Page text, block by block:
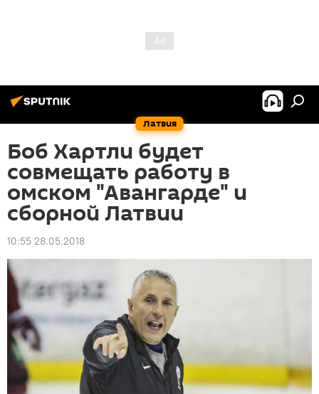
Латвия
Боб Хартли будет
совмещать работу в
омском "Авангарде" и
сборной Латвии
10:55 28.05.2018